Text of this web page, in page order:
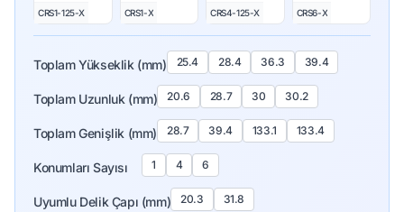
CRS1-125-X CRS1-X CRS4-125-X CRS6-X
Toplam Yükseklik (mm) 25.4 28.4 36.3 39.4
Toplam Uzunluk (mm) 20.6 28.7 30 30.2
Toplam Genişlik (mm) 28.7 39.4 133.1 133.4
Konumları Sayısı 1 4 6
Uyumlu Delik Çapı (mm) 20.3 31.8